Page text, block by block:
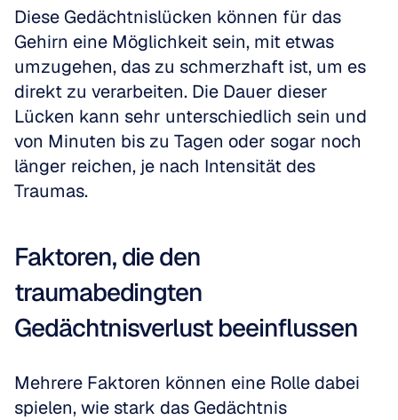
Diese Gedächtnislücken können für das
Gehirn eine Möglichkeit sein, mit etwas
umzugehen, das zu schmerzhaft ist, um es
direkt zu verarbeiten. Die Dauer dieser
Lücken kann sehr unterschiedlich sein und
von Minuten bis zu Tagen oder sogar noch
länger reichen, je nach Intensität des
Traumas.
Faktoren, die den
traumabedingten
Gedächtnisverlust beeinflussen
Mehrere Faktoren können eine Rolle dabei
spielen, wie stark das Gedächtnis